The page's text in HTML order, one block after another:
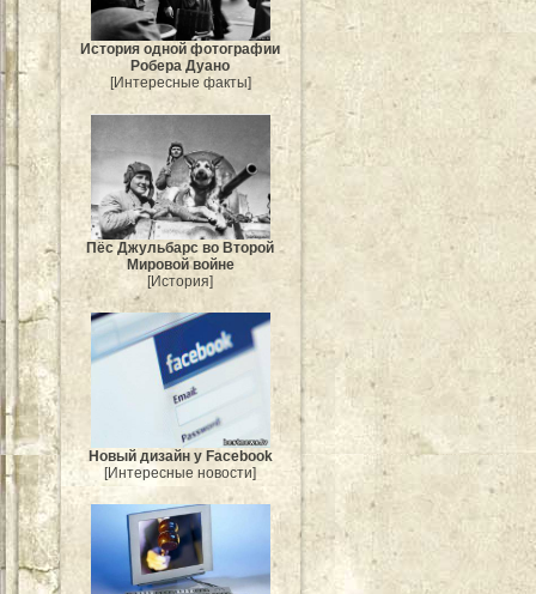
История одной фотографии
Робера Дуано
[Интересные факты]
Пёс Джульбарс во Второй
Мировой войне
[История]
Новый дизайн у Facebook
[Интересные новости]